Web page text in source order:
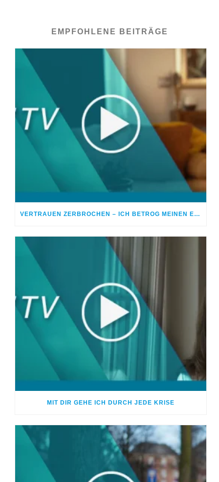
EMPFOHLENE BEITRÄGE
VERTRAUEN ZERBROCHEN – ICH BETROG MEINEN EHEPARTNER
MIT DIR GEHE ICH DURCH JEDE KRISE